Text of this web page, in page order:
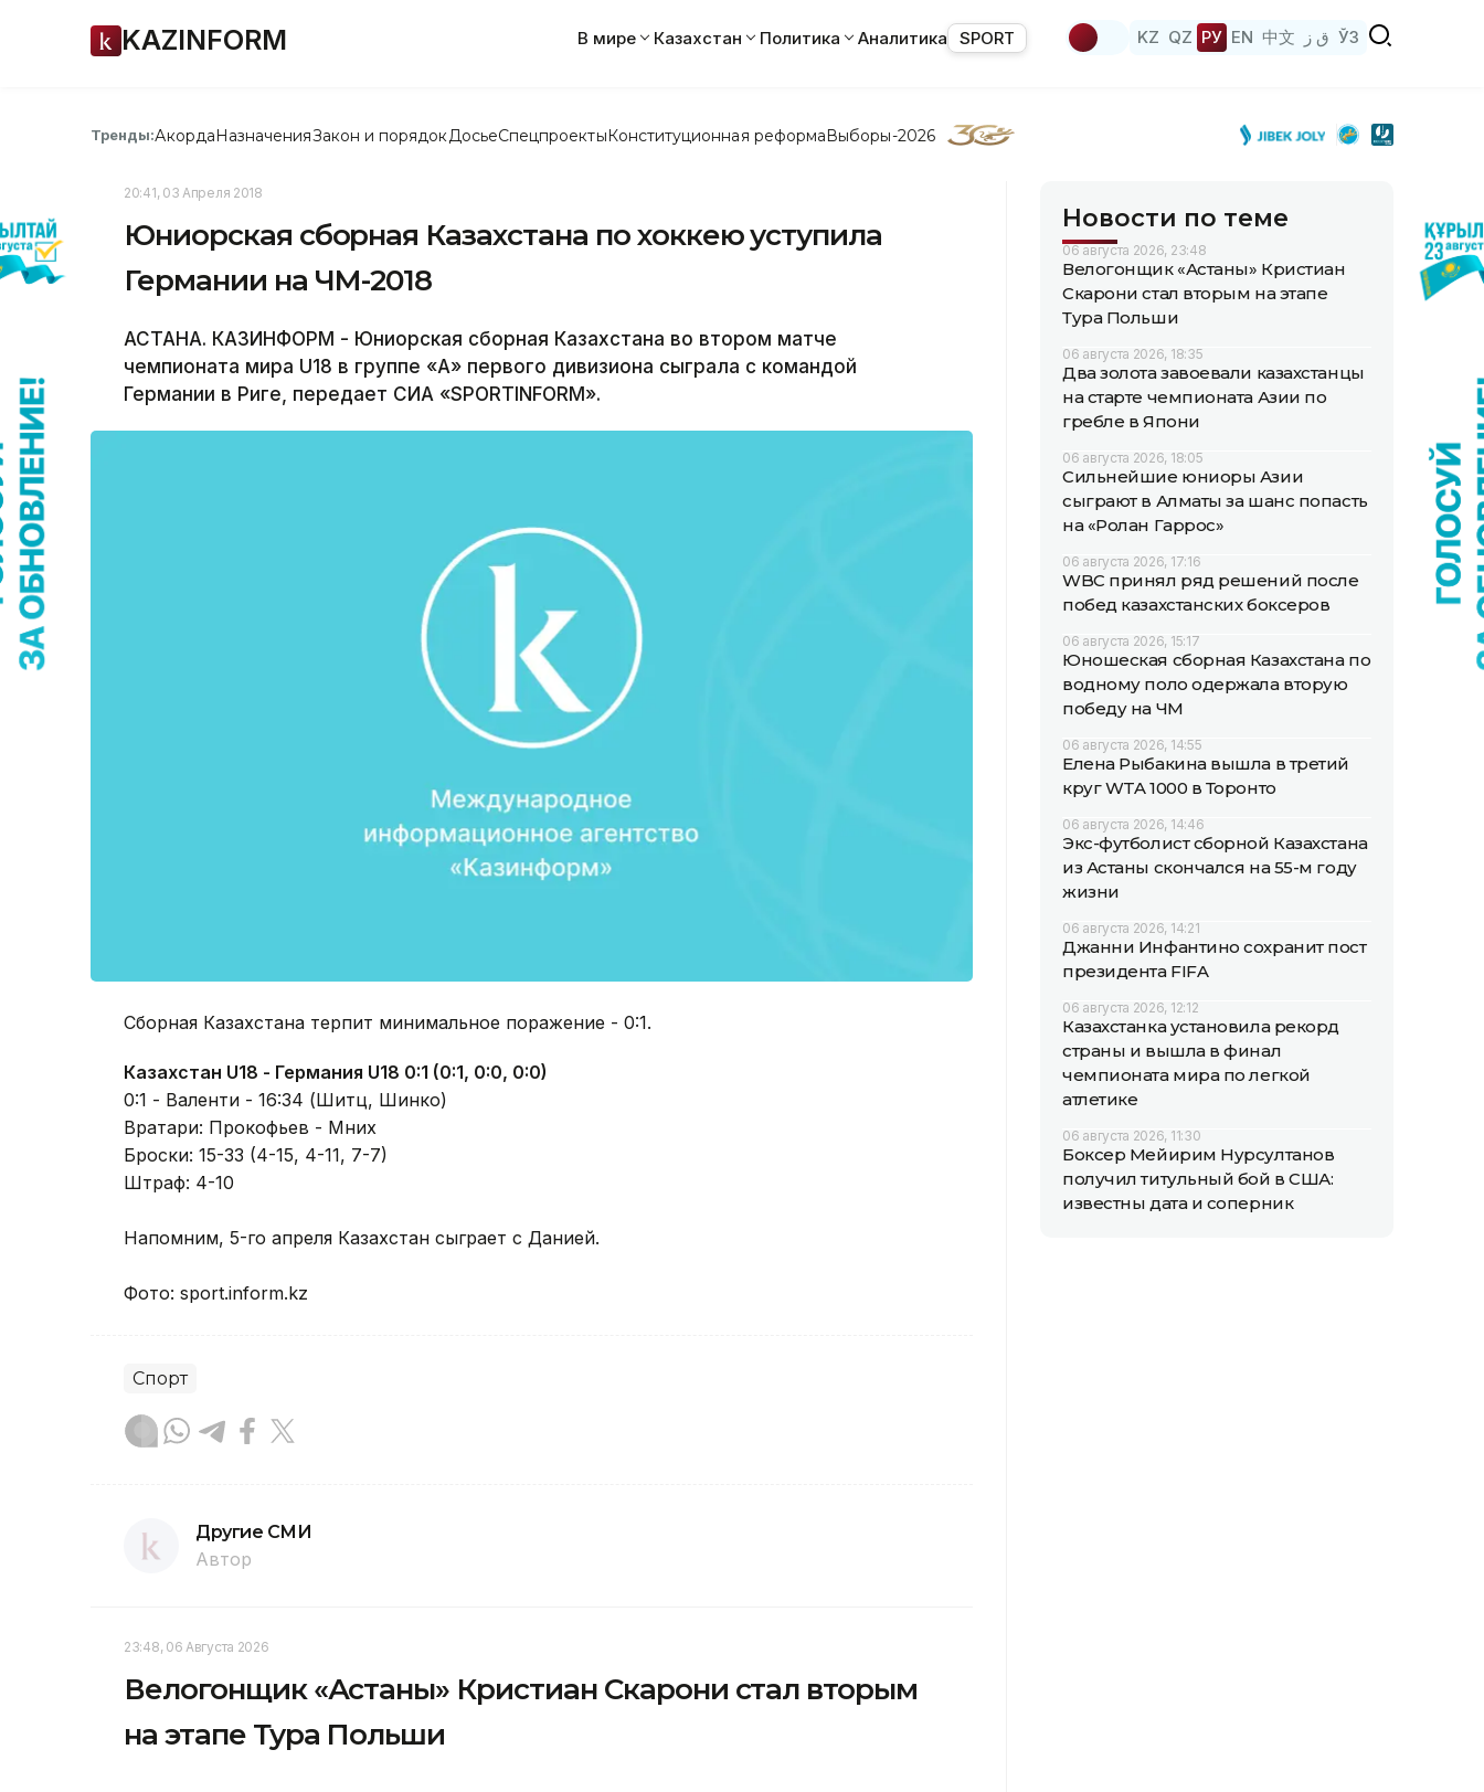
KAZINFORM В мире Казахстан Политика Аналитика SPORT KZ QZ РУ EN 中文 ق ز ЎЗ
Тренды:АкордаНазначенияЗакон и порядок ДосьеСпецпроектыКонституционная реформаВыборы-2026
20:41, 03 Апреля 2018
Юниорская сборная Казахстана по хоккею уступила
Германии на ЧМ-2018
АСТАНА. КАЗИНФОРМ - Юниорская сборная Казахстана во втором матче
чемпионата мира U18 в группе «А» первого дивизиона сыграла с командой
Германии в Риге, передает СИА «SPORTINFORM».
Сборная Казахстана терпит минимальное поражение - 0:1.
Казахстан U18 - Германия U18 0:1 (0:1, 0:0, 0:0)
0:1 - Валенти - 16:34 (Шитц, Шинко)
Вратари: Прокофьев - Мних
Броски: 15-33 (4-15, 4-11, 7-7)
Штраф: 4-10
Напомним, 5-го апреля Казахстан сыграет с Данией.
Фото: sport.inform.kz
Спорт
Другие СМИ
Автор
23:48, 06 Августа 2026
Велогонщик «Астаны» Кристиан Скарони стал вторым
на этапе Тура Польши
Новости по теме
06 августа 2026, 23:48
Велогонщик «Астаны» Кристиан
Скарони стал вторым на этапе
Тура Польши
06 августа 2026, 18:35
Два золота завоевали казахстанцы
на старте чемпионата Азии по
гребле в Япони
06 августа 2026, 18:05
Сильнейшие юниоры Азии
сыграют в Алматы за шанс попасть
на «Ролан Гаррос»
06 августа 2026, 17:16
WBC принял ряд решений после
побед казахстанских боксеров
06 августа 2026, 15:17
Юношеская сборная Казахстана по
водному поло одержала вторую
победу на ЧМ
06 августа 2026, 14:55
Елена Рыбакина вышла в третий
круг WTA 1000 в Торонто
06 августа 2026, 14:46
Экс-футболист сборной Казахстана
из Астаны скончался на 55-м году
жизни
06 августа 2026, 14:21
Джанни Инфантино сохранит пост
президента FIFA
06 августа 2026, 12:12
Казахстанка установила рекорд
страны и вышла в финал
чемпионата мира по легкой
атлетике
06 августа 2026, 11:30
Боксер Мейирим Нурсултанов
получил титульный бой в США:
известны дата и соперник